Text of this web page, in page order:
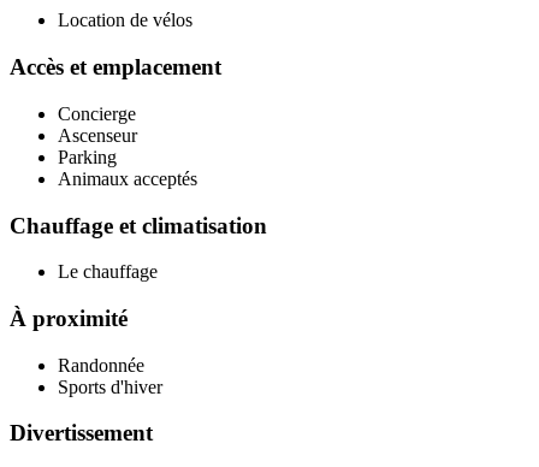
Location de vélos
Accès et emplacement
Concierge
Ascenseur
Parking
Animaux acceptés
Chauffage et climatisation
Le chauffage
À proximité
Randonnée
Sports d'hiver
Divertissement